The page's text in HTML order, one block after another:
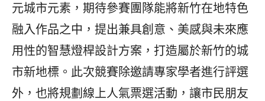
元城市元素，期待參賽團隊能將新竹在地特色
融入作品之中，提出兼具創意、美感與未來應
用性的智慧燈桿設計方案，打造屬於新竹的城
市新地標。此次競賽除邀請專家學者進行評選
外，也將規劃線上人氣票選活動，讓市民朋友